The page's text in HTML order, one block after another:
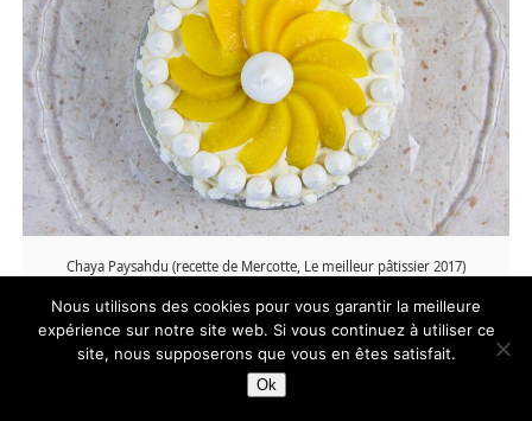
Chaya Paysahdu (recette de Mercotte, Le meilleur pâtissier 2017)
Nous utilisons des cookies pour vous garantir la meilleure
expérience sur notre site web. Si vous continuez à utiliser ce
site, nous supposerons que vous en êtes satisfait.
Ok